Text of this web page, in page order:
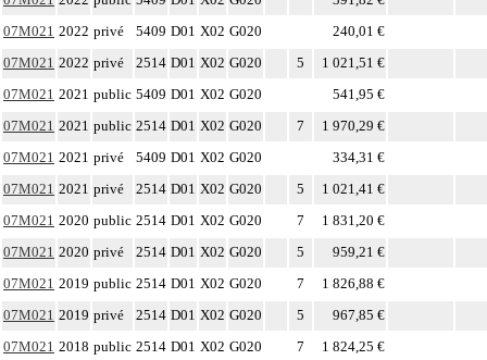
07M021 2022 privé 5409 D01 X02 G020
240,01 €
07M021 2022 privé 2514 D01 X02 G020 5
1 021,51 €
07M021 2021 public 5409 D01 X02 G020
541,95 €
07M021 2021 public 2514 D01 X02 G020 7
1 970,29 €
07M021 2021 privé 5409 D01 X02 G020
334,31 €
07M021 2021 privé 2514 D01 X02 G020 5
1 021,41 €
07M021 2020 public 2514 D01 X02 G020 7
1 831,20 €
07M021 2020 privé 2514 D01 X02 G020 5
959,21 €
07M021 2019 public 2514 D01 X02 G020 7
1 826,88 €
07M021 2019 privé 2514 D01 X02 G020 5
967,85 €
07M021 2018 public 2514 D01 X02 G020 7
1 824,25 €